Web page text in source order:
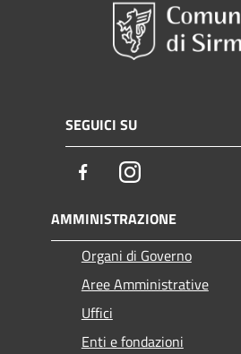
SEGUICI SU
FacebookInstagram
AMMINISTRAZIONE
Organi di Governo
Aree Amministrative
Uffici
Enti e fondazioni